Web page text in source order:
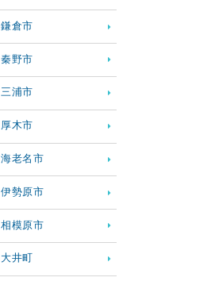
鎌倉市
秦野市
三浦市
厚木市
海老名市
伊勢原市
相模原市
大井町